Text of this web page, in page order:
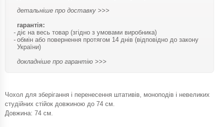
детальніше про доставку >>>
гарантія:
діє на весь товар (згідно з умовами виробника)
обмін або повернення протягом 14 днів (відповідно до закону
України)
докладніше про гарантію >>>
Чохол для зберігання і перенесення штативів, моноподів і невеликих
студійних стійок довжиною до 74 см.
Довжина: 74 см.